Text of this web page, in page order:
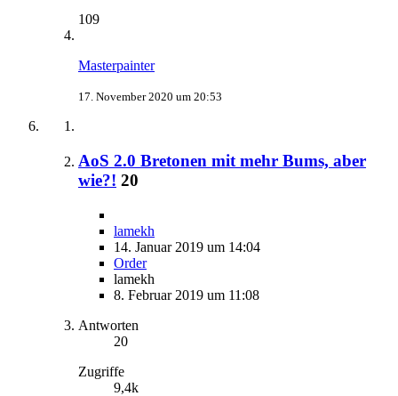
109
Masterpainter
17. November 2020 um 20:53
AoS 2.0 Bretonen mit mehr Bums, aber
wie?! 20
lamekh
14. Januar 2019 um 14:04
Order
lamekh
8. Februar 2019 um 11:08
Antworten
20
Zugriffe
9,4k